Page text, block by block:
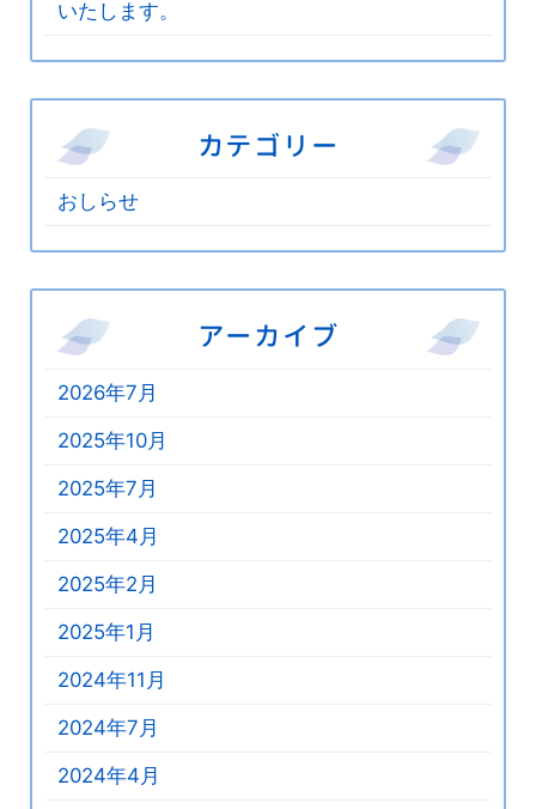
いたします。
カテゴリー
おしらせ
アーカイブ
2026年7月
2025年10月
2025年7月
2025年4月
2025年2月
2025年1月
2024年11月
2024年7月
2024年4月